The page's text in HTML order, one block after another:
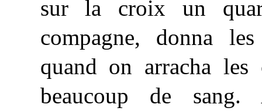
sur la croix un
compagne, donna
quand on arracha
beaucoup de